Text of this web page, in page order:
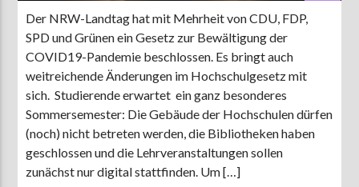
ZU HÖREN IN Münster90,9 MHz Steinfurt103,9 MHz
Der NRW-Landtag hat mit Mehrheit von CDU, FDP,
SPD und Grünen ein Gesetz zur Bewältigung der
COVID19-Pandemie beschlossen. Es bringt auch
weitreichende Änderungen im Hochschulgesetz mit
sich. Studierende erwartet ein ganz besonderes
Sommersemester: Die Gebäude der Hochschulen dürfen
(noch) nicht betreten werden, die Bibliotheken haben
geschlossen und die Lehrveranstaltungen sollen
zunächst nur digital stattfinden. Um […]